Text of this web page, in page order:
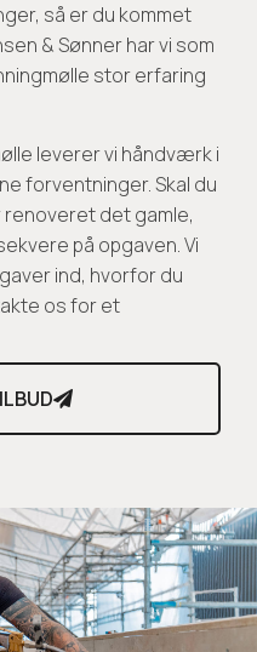
så er du kommet
& Sønner har vi som
stor erfaring
leverer vi håndværk i
forventninger. Skal du
det gamle,
på opgaven. Vi
ind, hvorfor du
os for et